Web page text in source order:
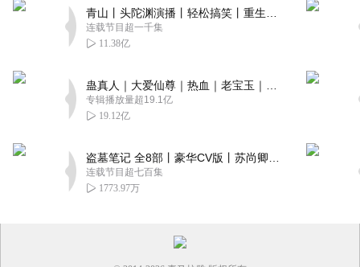
连载节目超一千集
11.38亿
专辑播放量超19.1亿
19.12亿
连载节目超七百集
1773.97万